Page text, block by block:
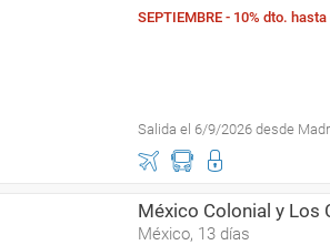
SEPTIEMBRE - 10% dto.
Salida el 6/9/2026 desde
México Colonial y Los
México, 13 días